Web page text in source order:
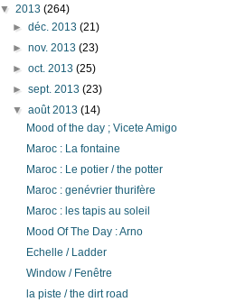
▼ 2013 (264)
►déc. 2013(21)
►nov. 2013(23)
►oct. 2013(25)
►sept. 2013(23)
▼août 2013(14)
Mood of the day ; Vicete Amigo
Maroc : La fontaine
Maroc : Le potier / the potter
Maroc : genévrier thurifère
Maroc : les tapis au soleil
Mood Of The Day : Arno
Echelle / Ladder
Window / Fenêtre
la piste / the dirt road